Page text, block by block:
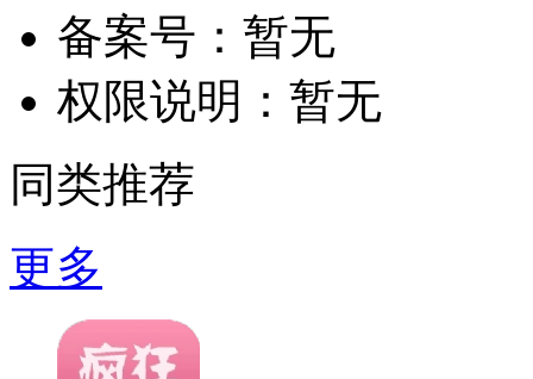
备案号： 暂无
权限说明： 暂无
同类推荐
更多